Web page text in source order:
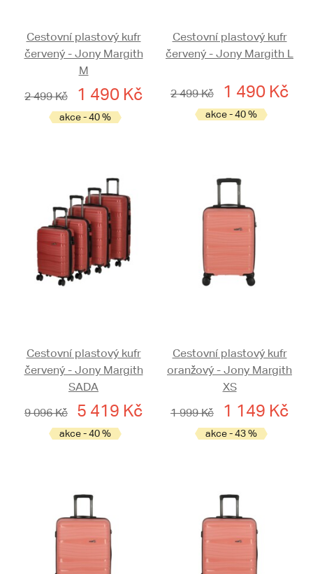
Cestovní plastový kufr
červený - Jony Margith
M
2 499 Kč
1 490 Kč
akce - 40 %
Cestovní plastový kufr
červený - Jony Margith L
2 499 Kč 1 490 Kč
akce - 40 %
Cestovní plastový kufr
červený - Jony Margith
SADA
9 096 Kč
5 419 Kč
akce - 40 %
Cestovní plastový kufr
oranžový - Jony Margith
XS
1 999 Kč
1 149 Kč
akce - 43 %